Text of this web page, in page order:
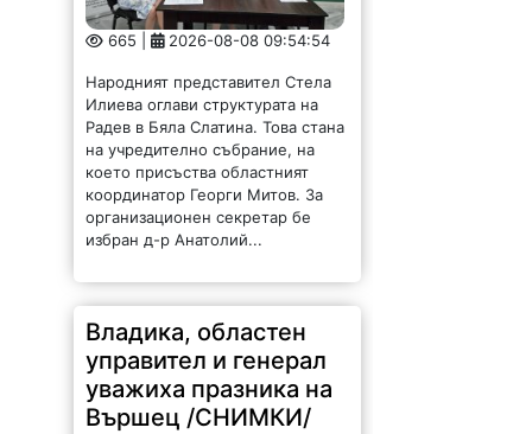
665 | 2026-08-08 09:54:54
Народният представител Стела
Илиева оглави структурата на
Радев в Бяла Слатина. Това стана
на учредително събрание, на
което присъства областният
координатор Георги Митов. За
организационен секретар бе
избран д-р Анатолий...
Владика, областен
управител и генерал
уважиха празника на
Вършец /СНИМКИ/